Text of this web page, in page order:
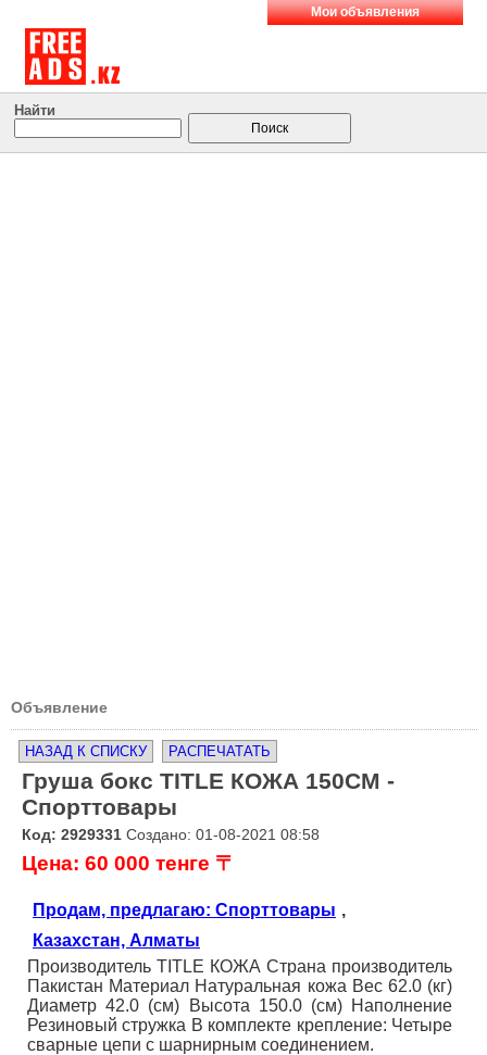
Мои объявления
Найти
Объявление
НАЗАД К СПИСКУ РАСПЕЧАТАТЬ
Груша бокс TITLE КОЖА 150СМ -
Спорттовары
Код: 2929331 Создано: 01-08-2021 08:58
Цена: 60 000 тенге 〒
Продам, предлагаю: Спорттовары ,
Казахстан, Алматы
Производитель TITLE КОЖА Страна производитель
Пакистан Материал Натуральная кожа Вес 62.0 (кг)
Диаметр 42.0 (см) Высота 150.0 (см) Наполнение
Резиновый стружка В комплекте крепление: Четыре
сварные цепи с шарнирным соединением.